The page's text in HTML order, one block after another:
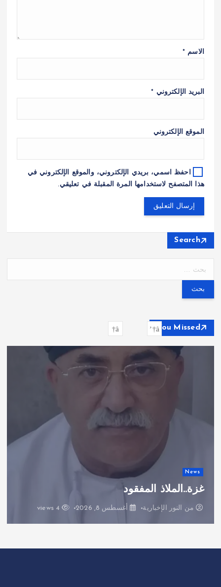
الاسم *
البريد الإلكتروني *
الموقع الإلكتروني
احفظ اسمي، بريدي الإلكتروني، والموقع الإلكتروني في
هذا المتصفح لاستخدامها المرة المقبلة في تعليقي.
Search
ح
ع
You Missed
News
غزة..الملاذ المفقود
من النور الإخبارية أغسطس 8, 2026 4 views